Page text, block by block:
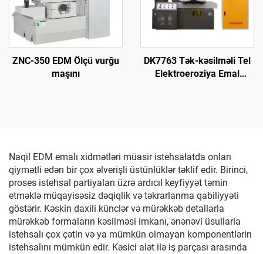
ZNC-350 EDM Ölçü vurğu
maşını
DK7763 Tək-kəsilməli Tel
Elektroeroziya Emal
Naqil EDM emalı xidmətləri müasir istehsalatda onları
qiymətli edən bir çox əlverişli üstünlüklər təklif edir. Birinci,
proses istehsal partiyaları üzrə ardıcıl keyfiyyət təmin
etməklə müqayisəsiz dəqiqlik və təkrarlanma qabiliyyəti
göstərir. Kəskin daxili künclər və mürəkkəb detallarla
mürəkkəb formaların kəsilməsi imkanı, ənənəvi üsullarla
istehsalı çox çətin və ya mümkün olmayan komponentlərin
istehsalını mümkün edir. Kəsici alət ilə iş parçası arasında